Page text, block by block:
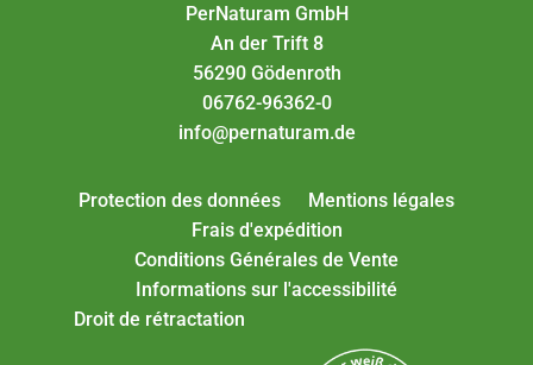
PerNaturam GmbH
An der Trift 8
56290 Gödenroth
06762-96362-0
info@pernaturam.de
Protection des données
Mentions légales
Frais d'expédition
Conditions Générales de Vente
Informations sur l'accessibilité
Droit de rétractation